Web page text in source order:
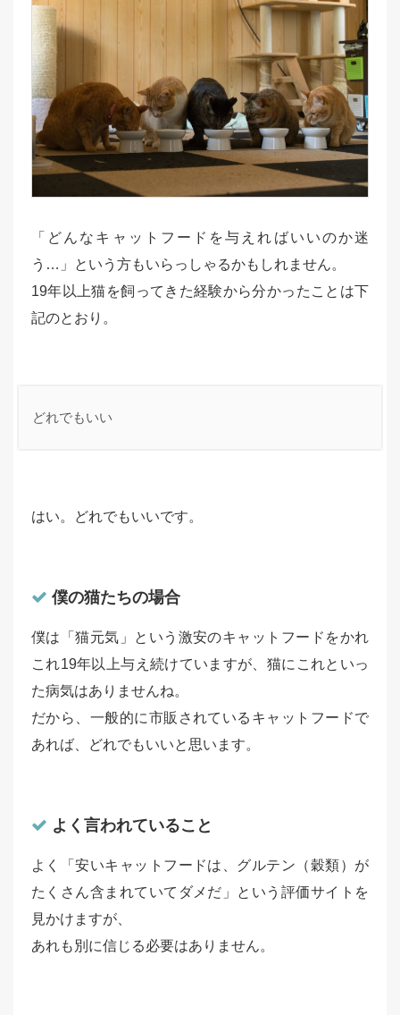
「どんなキャットフードを与えればいいのか迷
う…」という方もいらっしゃるかもしれません。
19年以上猫を飼ってきた経験から分かったことは下
記のとおり。
どれでもいい
はい。どれでもいいです。
僕の猫たちの場合
僕は「猫元気」という激安のキャットフードをかれ
これ19年以上与え続けていますが、猫にこれといっ
た病気はありませんね。
だから、一般的に市販されているキャットフードで
あれば、どれでもいいと思います。
よく言われていること
よく「安いキャットフードは、グルテン（穀類）が
たくさん含まれていてダメだ」という評価サイトを
見かけますが、
あれも別に信じる必要はありません。